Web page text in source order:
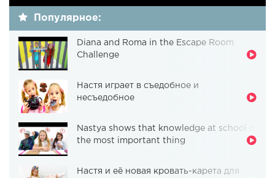
Популярное:
Diana and Roma in the Escape Room
Challenge
Настя играет в съедобное и
несъедобное
Nastya shows that knowledge at school is
the most important thing
Настя и её новая кровать-карета для